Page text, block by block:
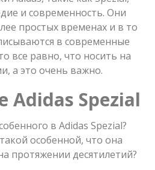
и современность. Они
простых временах и в то
в современные
все равно, что носить на
а это очень важно.
Adidas Spezial
в Adidas Spezial?
особенной, что она
протяжении десятилетий?